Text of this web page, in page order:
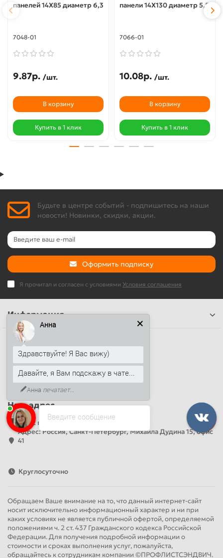
панелей 14X85 диаметр 6,3
7048-01
9.87р. /шт.
В корзину
Купить в 1 клик
панели 14X130 диаметр 5,5
7066-01
10.08р. /шт.
В корзину
Купить в 1 клик
Будьте в центре событий - подпишитесь на наши
новости! Новинки, скидки, акции.
Оформить подписку
Я прочитал и согласен с условиями Условия соглашения
Информация
Наши контакты
+7 (812) 389-26-20
+7 (499) 444-14-71
info@sandwichpanelsvspb.ru
Наш адрес
Офис продаж
Адрес: Россия, Санкт-Петербург, Михаила Дудина 15, офис
41
Круглосуточно
Обращаем Ваше внимание на то, что данный интернет-сайт
носит исключительно информационный характер и ни при
каких условиях не является публичной офертой, определяемой
положениями ч. 2 ст. 437 Гражданского кодекса Российской
Федерации. Для получения подробной информации о
стоимости и сроках выполнения услуг, пожалуйста,
обращайтесь к сотрудникам компании ©ПРОФЛИСТСЭНДВИЧ.
Введите сообщение
Анна
Здравствуйте! Я Вас вижу)
Давайте, я Вам подскажу в чате...
Анна печатает...